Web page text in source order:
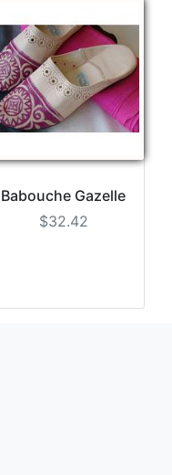
Babouche Gazelle
$32.42